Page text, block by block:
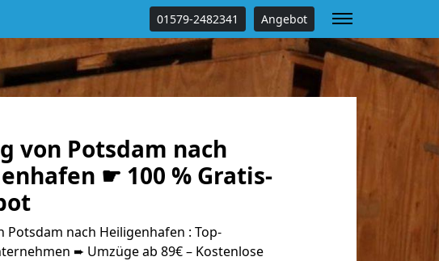
01579-2482341 Angebot
von Potsdam nach
☛ 100 % Gratis-
Potsdam nach Heiligenhafen : Top-
➨ Umzüge ab 89€ – Kostenlose